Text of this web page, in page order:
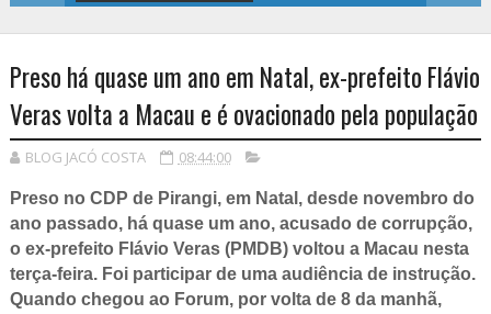
Preso há quase um ano em Natal, ex-prefeito Flávio
Veras volta a Macau e é ovacionado pela população
BLOG JACÓ COSTA 08:44:00
Preso no CDP de Pirangi, em Natal, desde novembro do
ano passado, há quase um ano, acusado de corrupção,
o ex-prefeito Flávio Veras (PMDB) voltou a Macau nesta
terça-feira. Foi participar de uma audiência de instrução.
Quando chegou ao Forum, por volta de 8 da manhã,